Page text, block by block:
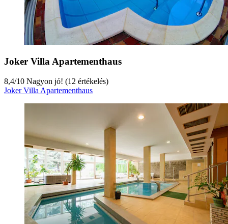
Joker Villa Apartementhaus
8,4/10 Nagyon jó! (12 értékelés)
Joker Villa Apartementhaus